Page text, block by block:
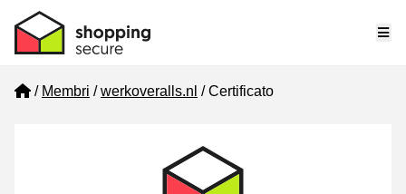
Home
Membri werkoveralls.nl Certificato